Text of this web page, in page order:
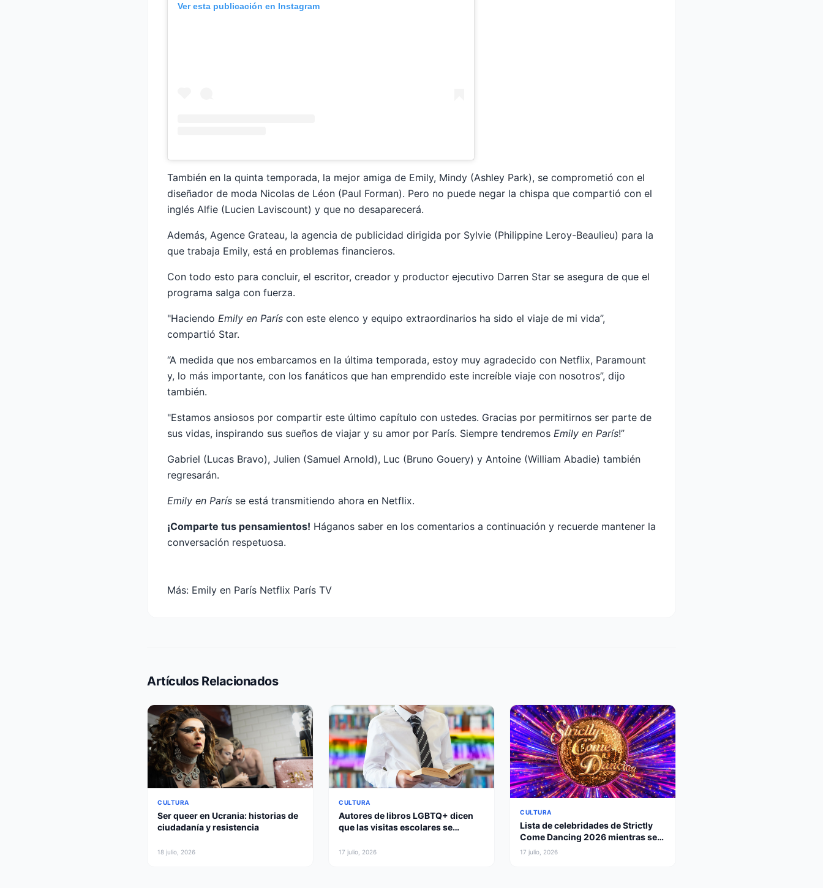
Ver esta publicación en Instagram
También en la quinta temporada, la mejor amiga de Emily, Mindy (Ashley Park), se comprometió con el
diseñador de moda Nicolas de Léon (Paul Forman). Pero no puede negar la chispa que compartió con el
inglés Alfie (Lucien Laviscount) y que no desaparecerá.
Además, Agence Grateau, la agencia de publicidad dirigida por Sylvie (Philippine Leroy-Beaulieu) para la
que trabaja Emily, está en problemas financieros.
Con todo esto para concluir, el escritor, creador y productor ejecutivo Darren Star se asegura de que el
programa salga con fuerza.
"Haciendo Emily en París con este elenco y equipo extraordinarios ha sido el viaje de mi vida”,
compartió Star.
“A medida que nos embarcamos en la última temporada, estoy muy agradecido con Netflix, Paramount
y, lo más importante, con los fanáticos que han emprendido este increíble viaje con nosotros”, dijo
también.
"Estamos ansiosos por compartir este último capítulo con ustedes. Gracias por permitirnos ser parte de
sus vidas, inspirando sus sueños de viajar y su amor por París. Siempre tendremos Emily en París!”
Gabriel (Lucas Bravo), Julien (Samuel Arnold), Luc (Bruno Gouery) y Antoine (William Abadie) también
regresarán.
Emily en París se está transmitiendo ahora en Netflix.
¡Comparte tus pensamientos! Háganos saber en los comentarios a continuación y recuerde mantener la
conversación respetuosa.
Más: Emily en París Netflix París TV
Artículos Relacionados
CULTURA
Ser queer en Ucrania: historias de
ciudadanía y resistencia
18 julio, 2026
CULTURA
Autores de libros LGBTQ+ dicen
que las visitas escolares se
padres
17 julio, 2026
CULTURA
Lista de celebridades de Strictly
Come Dancing 2026 mientras se
une la leyenda paralímpica
17 julio, 2026